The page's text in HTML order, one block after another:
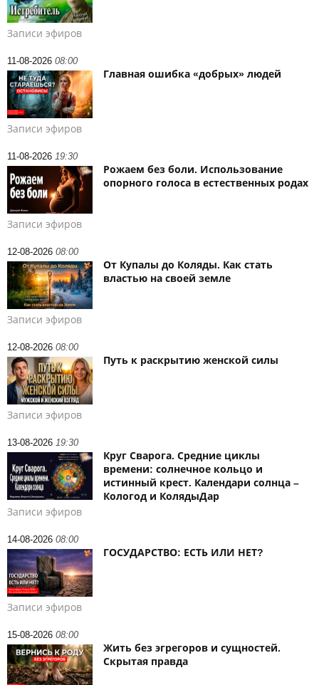
Записи эфиров
11-08-2026 08:00
Главная ошибка «добрых» людей
Записи эфиров
11-08-2026 19:30
Рожаем без боли. Использование
опорного голоса в естественных родах
Записи эфиров
12-08-2026 08:00
От Купалы до Коляды. Как стать
властью на своей земле
Записи эфиров
12-08-2026 08:00
Путь к раскрытию женской силы
Записи эфиров
13-08-2026 19:30
Круг Сварога. Средние циклы
времени: солнечное кольцо и
истинный крест. Календари солнца –
Кологод и КолядыДар
Записи эфиров
14-08-2026 08:00
ГОСУДАРСТВО: ЕСТЬ ИЛИ НЕТ?
Записи эфиров
15-08-2026 08:00
Жить без эгрегоров и сущностей.
Скрытая правда